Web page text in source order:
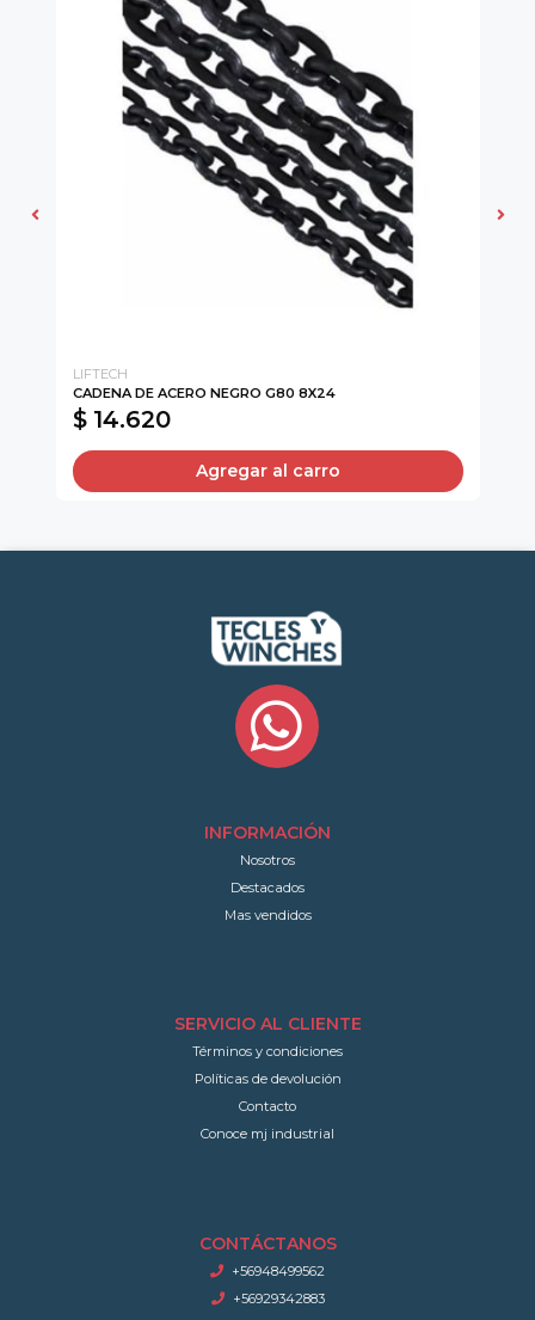
LIFTECH
CADENA DE ACERO NEGRO G80 8X24
$ 14.620
Agregar al carro
INFORMACIÓN
Nosotros
Destacados
Mas vendidos
SERVICIO AL CLIENTE
Términos y condiciones
Políticas de devolución
Contacto
Conoce mj industrial
CONTÁCTANOS
+56948499562
+56929342883